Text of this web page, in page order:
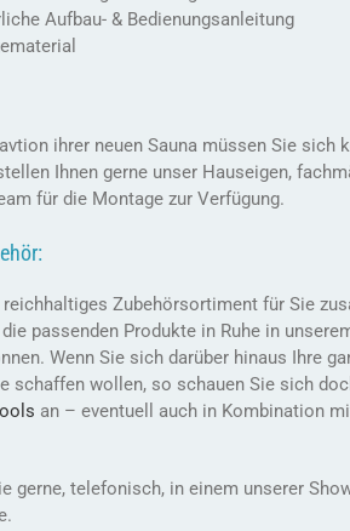
Aufbau- & Bedienungsanleitung
ihrer neuen Sauna müssen Sie sich
Ihnen gerne unser Hauseigen,
für die Montage zur Verfügung.
reichhaltiges Zubehörsortiment für Sie
passenden Produkte in Ruhe in
Wenn Sie sich darüber hinaus Ihre
schaffen wollen, so schauen Sie sich
an – eventuell auch in Kombination
gerne, telefonisch, in einem unserer